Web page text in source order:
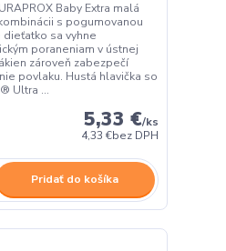
Baby Extra malá
s pogumovanou
dieťatko sa vyhne
poraneniam v ústnej
zároveň zabezpečí
povlaku. Hustá hlavička so
Ultra ...
5,33 €/ks
4,33 €bez DPH
Pridať do košíka